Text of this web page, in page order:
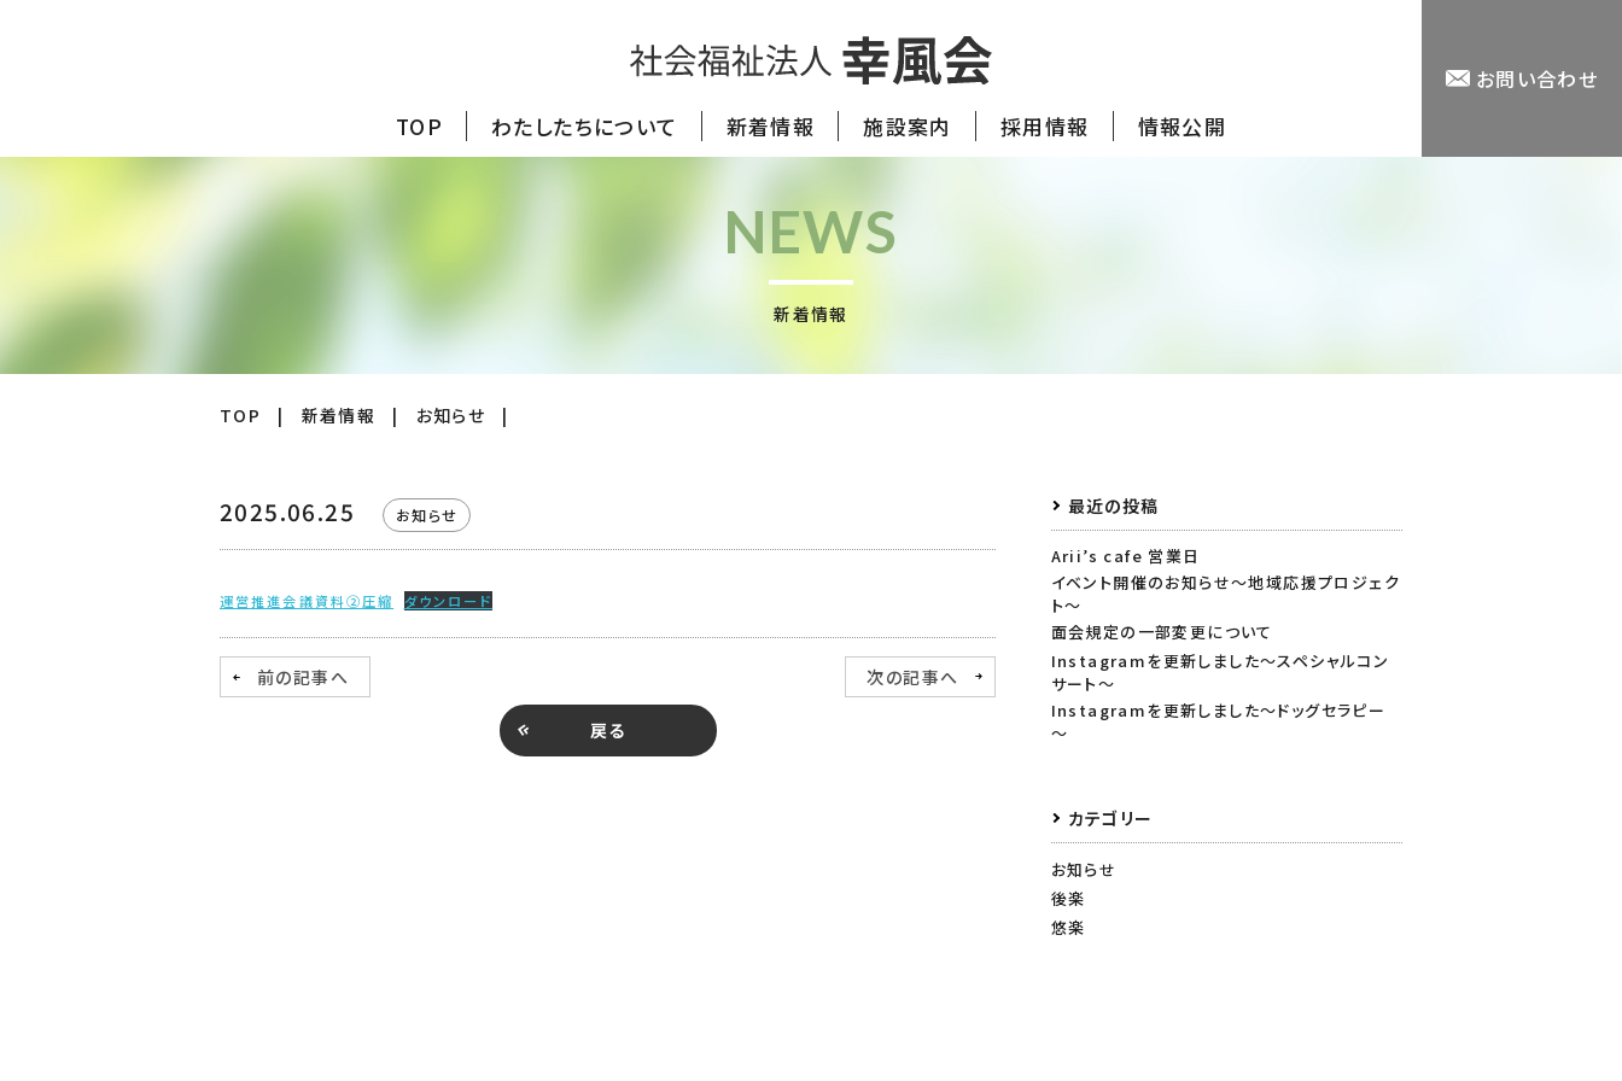
TOP わたしたちについて 新着情報 施設案内 採用情報 情報公開
お問い合わせ
NEWS
新着情報
TOP | 新着情報 | お知らせ |
2025.06.25 お知らせ
運営推進会議資料②圧縮 ダウンロード
前の記事へ 次の記事へ
戻る
最近の投稿
Arii’s cafe 営業日
イベント開催のお知らせ～地域応援プロジェク
ト～
面会規定の一部変更について
Instagramを更新しました～スペシャルコン
サート～
Instagramを更新しました～ドッグセラピー
～
カテゴリー
お知らせ
後楽
悠楽